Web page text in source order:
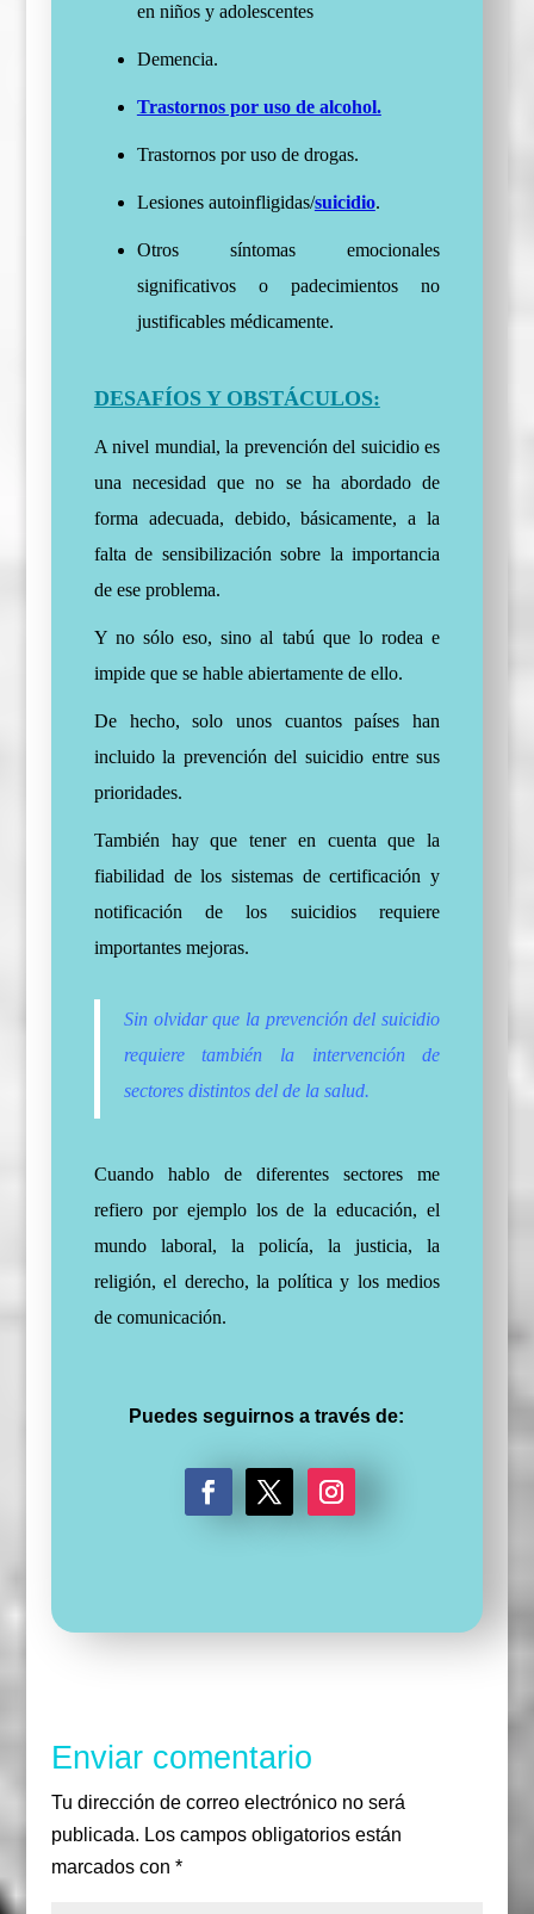
en niños y adolescentes
Demencia.
Trastornos por uso de alcohol.
Trastornos por uso de drogas.
Lesiones autoinfligidas/suicidio.
Otros síntomas emocionales
significativos o padecimientos no
justificables médicamente.
DESAFÍOS Y OBSTÁCULOS:
A nivel mundial, la prevención del suicidio es
una necesidad que no se ha abordado de
forma adecuada, debido, básicamente, a la
falta de sensibilización sobre la importancia
de ese problema.
Y no sólo eso, sino al tabú que lo rodea e
impide que se hable abiertamente de ello.
De hecho, solo unos cuantos países han
incluido la prevención del suicidio entre sus
prioridades.
También hay que tener en cuenta que la
fiabilidad de los sistemas de certificación y
notificación de los suicidios requiere
importantes mejoras.
Sin olvidar que la prevención del suicidio
requiere también la intervención de
sectores distintos del de la salud.
Cuando hablo de diferentes sectores me
refiero por ejemplo los de la educación, el
mundo laboral, la policía, la justicia, la
religión, el derecho, la política y los medios
de comunicación.
Puedes seguirnos a través de:
Enviar comentario
Tu dirección de correo electrónico no será
publicada. Los campos obligatorios están
marcados con *